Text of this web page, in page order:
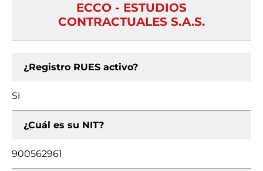
ECCO - ESTUDIOS
CONTRACTUALES S.A.S.
¿Registro RUES activo?
Si
¿Cuál es su NIT?
900562961